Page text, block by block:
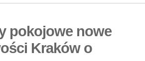
pokojowe nowe
Kraków o